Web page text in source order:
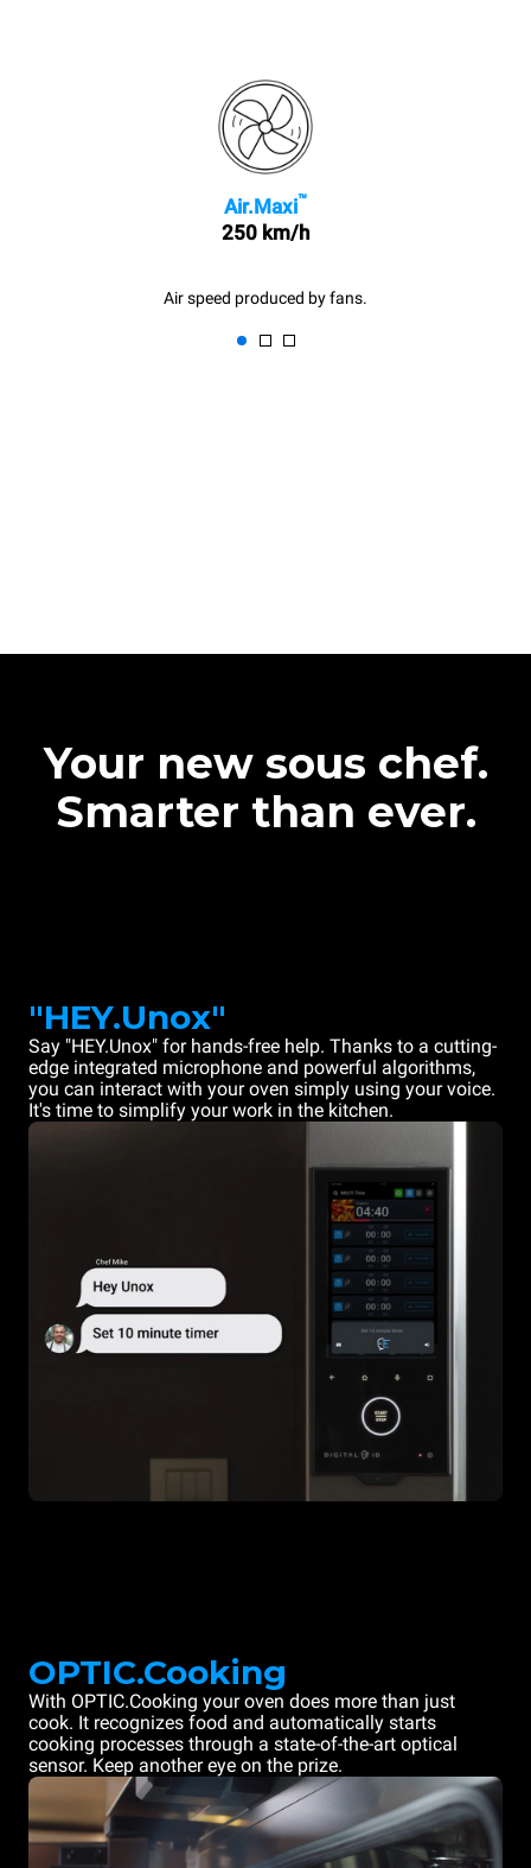
Air.Maxi™
250 km/h
Air speed produced by fans.
Your new sous chef.
Smarter than ever.
"HEY.Unox"
Say "HEY.Unox" for hands-free help. Thanks to a cutting-
edge integrated microphone and powerful algorithms,
you can interact with your oven simply using your voice.
It's time to simplify your work in the kitchen.
OPTIC.Cooking
With OPTIC.Cooking your oven does more than just
cook. It recognizes food and automatically starts
cooking processes through a state-of-the-art optical
sensor. Keep another eye on the prize.